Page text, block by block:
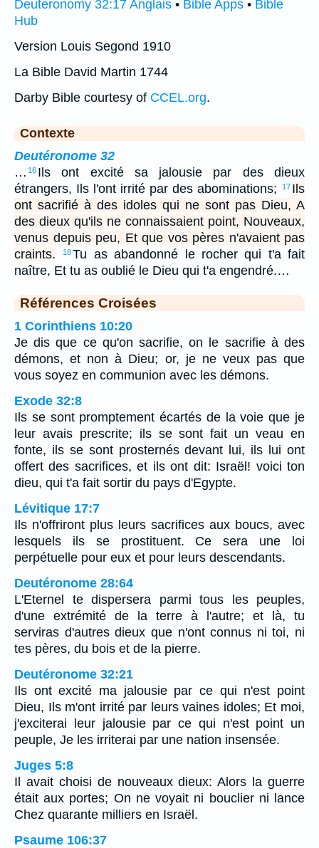
Deuteronomy 32:17 Anglais • Bible Apps • Bible
Hub
Version Louis Segond 1910
La Bible David Martin 1744
Darby Bible courtesy of CCEL.org.
Contexte
Deutéronome 32
… 16 Ils ont excité sa jalousie par des dieux
étrangers, Ils l'ont irrité par des abominations;
17 Ils
ont sacrifié à des idoles qui ne sont pas Dieu, A
des dieux qu'ils ne connaissaient point, Nouveaux,
venus depuis peu, Et que vos pères n'avaient pas
craints.
18Tu as abandonné le rocher qui t'a fait
naître, Et tu as oublié le Dieu qui t'a engendré.…
Références Croisées
1 Corinthiens 10:20
Je dis que ce qu'on sacrifie, on le sacrifie à des
démons, et non à Dieu; or, je ne veux pas que
vous soyez en communion avec les démons.
Exode 32:8
Ils se sont promptement écartés de la voie que je
leur avais prescrite; ils se sont fait un veau en
fonte, ils se sont prosternés devant lui, ils lui ont
offert des sacrifices, et ils ont dit: Israël! voici ton
dieu, qui t'a fait sortir du pays d'Egypte.
Lévitique 17:7
Ils n'offriront plus leurs sacrifices aux boucs, avec
lesquels ils se prostituent. Ce sera une loi
perpétuelle pour eux et pour leurs descendants.
Deutéronome 28:64
L'Eternel te dispersera parmi tous les peuples,
d'une extrémité de la terre à l'autre; et là, tu
serviras d'autres dieux que n'ont connus ni toi, ni
tes pères, du bois et de la pierre.
Deutéronome 32:21
Ils ont excité ma jalousie par ce qui n'est point
Dieu, Ils m'ont irrité par leurs vaines idoles; Et moi,
j'exciterai leur jalousie par ce qui n'est point un
peuple, Je les irriterai par une nation insensée.
Juges 5:8
Il avait choisi de nouveaux dieux: Alors la guerre
était aux portes; On ne voyait ni bouclier ni lance
Chez quarante milliers en Israël.
Psaume 106:37